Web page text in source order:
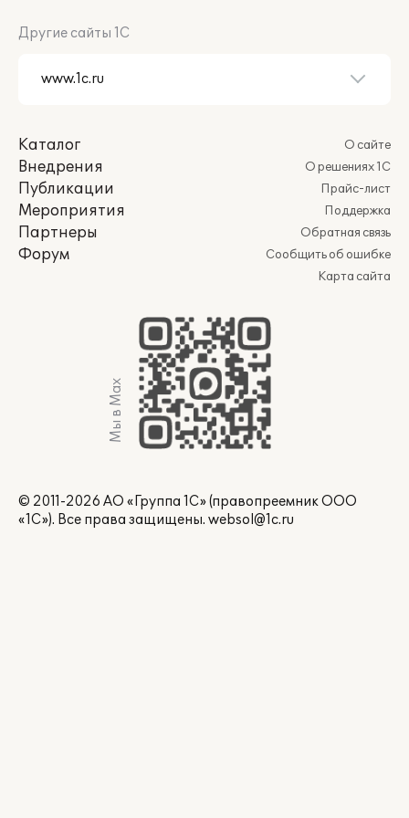
Другие сайты 1С
Каталог
Внедрения
Публикации
Мероприятия
Партнеры
Форум
О сайте
О решениях 1С
Прайс-лист
Поддержка
Обратная связь
Сообщить об ошибке
Карта сайта
Мы в Max
© 2011-2026 АО «Группа 1С» (правопреемник ООО
«1С»). Все права защищены. websol@1c.ru